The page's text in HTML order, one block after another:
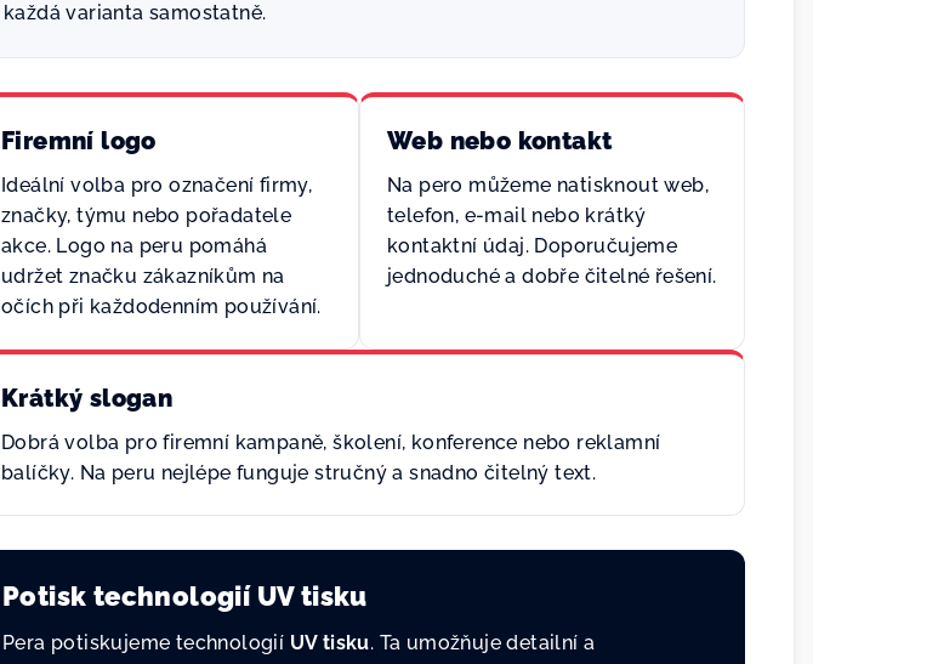
každá varianta samostatně.
Firemní logo
Ideální volba pro označení firmy,
značky, týmu nebo pořadatele
akce. Logo na peru pomáhá
udržet značku zákazníkům na
očích při každodenním používání.
Web nebo kontakt
Na pero můžeme natisknout web,
telefon, e-mail nebo krátký
kontaktní údaj. Doporučujeme
jednoduché a dobře čitelné řešení.
Krátký slogan
Dobrá volba pro firemní kampaně, školení, konference nebo reklamní
balíčky. Na peru nejlépe funguje stručný a snadno čitelný text.
Potisk technologií UV tisku
Pera potiskujeme technologií UV tisku. Ta umožňuje detailní a